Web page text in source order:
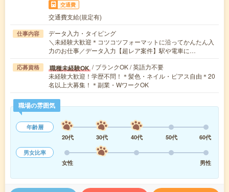
交通費
交通費支給(規定有)
仕事内容
データ入力・タイピング
＼未経験大歓迎＊コツコツフォーマットに沿ってかんたん入
力のお仕事／データ入力【超レア案件】駅や電車に…
応募資格 職種未経験OK / ブランクOK / 英語力不要
未経験大歓迎！学歴不問！＊髪色・ネイル・ピアス自由＊20
名以上大募集！＊副業・WワークOK
職場の雰囲気
年齢層
20代
30代 40代 50代
60代
男女比率
女性
男性